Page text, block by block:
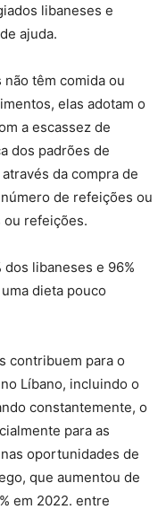
libaneses e
ajuda.
não têm comida ou
elas adotam o
a escassez de
dos padrões de
da compra de
de refeições ou
ou refeições.
libaneses e 96%
dieta pouco
contribuem para o
Líbano, incluindo o
constantemente, o
para as
oportunidades de
que aumentou de
em 2022. entre